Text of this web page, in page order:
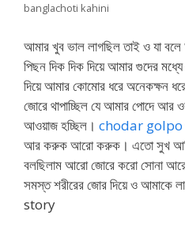
banglachoti kahini
আমার খুব ভাল লাগছিল তাই ও যা
পিছন দিক দিক দিয়ে আমার গুদের
দিয়ে আমার কোমোর ধরে অনেকক্ষন
জোরে থাপাচ্ছিল যে আমার পোদে আর
আওয়াজ হচ্ছিল। chodar golpo
আর করুক আরো করুক। এতো সুখ
বলছিলাম আরো জোরে করো সোনা
সমস্ত শরীরের জোর দিয়ে ও
story